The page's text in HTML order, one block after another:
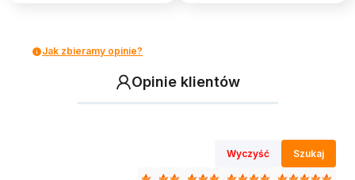
Jak zbieramy opinie?
Opinie klientów
Wyczyść Szukaj